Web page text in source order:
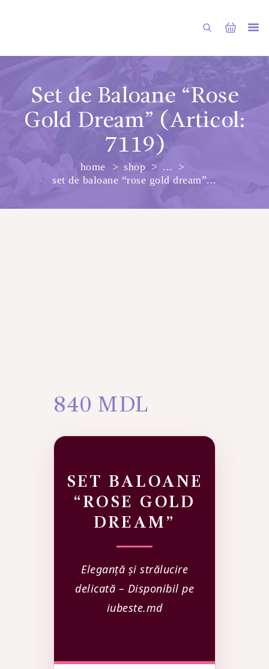
Set de Baloane “Rose
Gold Dream” (Articol:
7119)
home shop
...
set de baloane “rose gold dream”...
PRINCIPALA
DESPRE NOI
SHOP
ARTICOLE
840 MDL
SET BALOANE
“ROSE GOLD
DREAM”
Eleganță și strălucire
delicată – Disponibil pe
iubeste.md